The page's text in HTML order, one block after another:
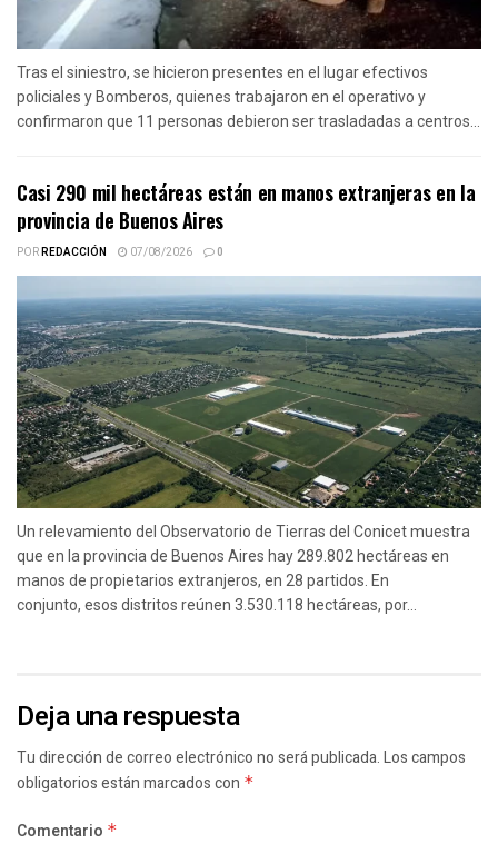
Tras el siniestro, se hicieron presentes en el lugar efectivos
policiales y Bomberos, quienes trabajaron en el operativo y
confirmaron que 11 personas debieron ser trasladadas a centros...
Casi 290 mil hectáreas están en manos extranjeras en la
provincia de Buenos Aires
PORREDACCIÓN 07/08/2026 0
Un relevamiento del Observatorio de Tierras del Conicet muestra
que en la provincia de Buenos Aires hay 289.802 hectáreas en
manos de propietarios extranjeros, en 28 partidos. En
conjunto, esos distritos reúnen 3.530.118 hectáreas, por...
Deja una respuesta
Tu dirección de correo electrónico no será publicada.Los campos
obligatorios están marcados con *
Comentario *